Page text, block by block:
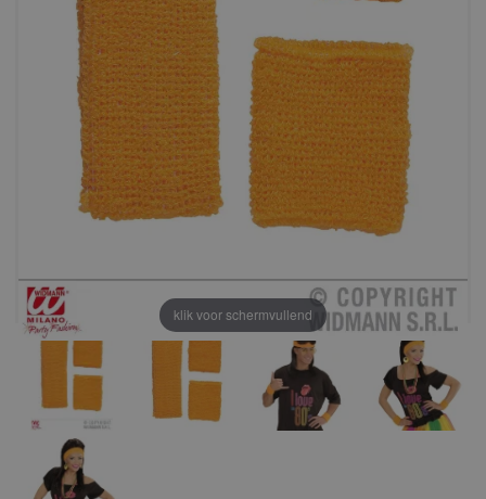
klik voor schermvullend